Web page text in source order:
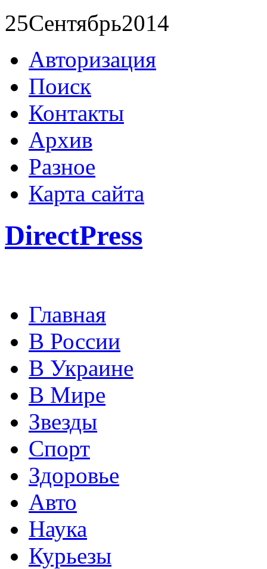
25Сентябрь2014
Авторизация
Поиск
Контакты
Архив
Разное
Карта сайта
DirectPress
Главная
В России
В Украине
В Мире
Звезды
Спорт
Здоровье
Авто
Наука
Курьезы